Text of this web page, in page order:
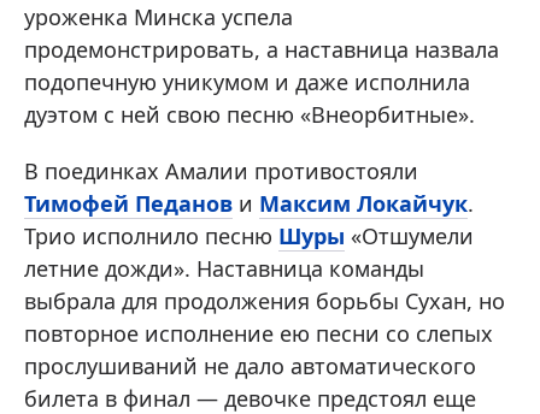
уроженка Минска успела
продемонстрировать, а наставница назвала
подопечную уникумом и даже исполнила
дуэтом с ней свою песню «Внеорбитные».
В поединках Амалии противостояли
Тимофей Педанов и Максим Локайчук.
Трио исполнило песню Шуры «Отшумели
летние дожди». Наставница команды
выбрала для продолжения борьбы Сухан, но
повторное исполнение ею песни со слепых
прослушиваний не дало автоматического
билета в финал — девочке предстоял еще